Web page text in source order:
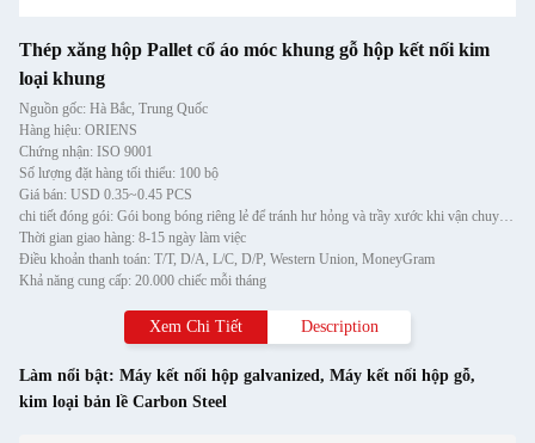
Thép xăng hộp Pallet cổ áo móc khung gỗ hộp kết nối kim
loại khung
Nguồn gốc: Hà Bắc, Trung Quốc
Hàng hiệu: ORIENS
Chứng nhận: ISO 9001
Số lượng đặt hàng tối thiểu: 100 bộ
Giá bán: USD 0.35~0.45 PCS
chi tiết đóng gói: Gói bong bóng riêng lẻ để tránh hư hỏng và trầy xước khi vận chuyển, sau đó cho vào thùng carton
Thời gian giao hàng: 8-15 ngày làm việc
Điều khoản thanh toán: T/T, D/A, L/C, D/P, Western Union, MoneyGram
Khả năng cung cấp: 20.000 chiếc mỗi tháng
Xem Chi Tiết Description
Làm nổi bật: Máy kết nối hộp galvanized, Máy kết nối hộp gỗ,
kim loại bản lề Carbon Steel